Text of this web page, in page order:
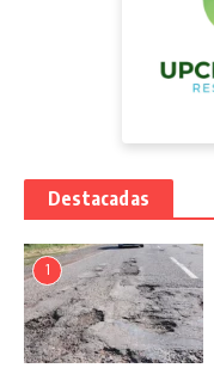
Destacadas
1